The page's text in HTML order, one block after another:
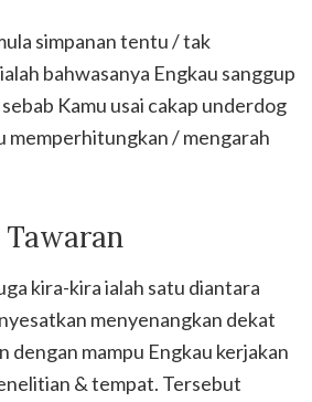
simpanan tentu / tak
bahwasanya Engkau sanggup
Kamu usai cakap underdog
memperhitungkan / mengarah
Tawaran
kira-kira ialah satu diantara
menyenangkan dekat
dengan mampu Engkau kerjakan
& tempat. Tersebut